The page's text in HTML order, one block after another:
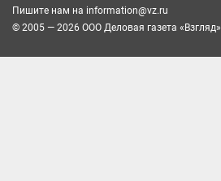
Пишите нам на information@vz.ru
© 2005 — 2026 ООО Деловая газета «Взгляд»